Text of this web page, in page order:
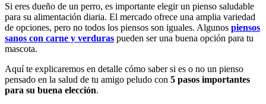
Si eres dueño de un perro, es importante elegir un pienso saludable
para su alimentación diaria. El mercado ofrece una amplia variedad
de opciones, pero no todos los piensos son iguales. Algunos piensos
sanos con carne y verduras pueden ser una buena opción para tu
mascota.
Aquí te explicaremos en detalle cómo saber si es o no un pienso
pensado en la salud de tu amigo peludo con 5 pasos importantes
para su buena elección.